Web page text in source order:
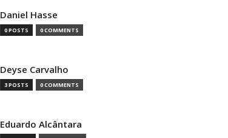
Daniel Hasse
0 POSTS 0 COMMENTS
Deyse Carvalho
3 POSTS 0 COMMENTS
Eduardo Alcântara